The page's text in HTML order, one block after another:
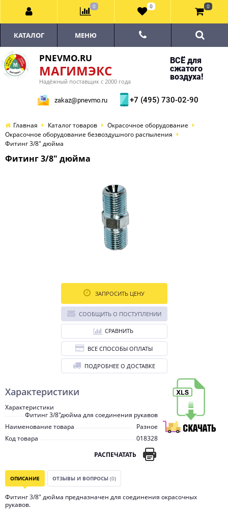
PNEVMO.RU
МАГИМЭКС
Надёжный поставщик с 2000 года
ВСЁ для
сжатого
воздуха!
zakaz@pnevmo.ru +7 (495) 730-02-90
КАТАЛОГ МЕНЮ
Главная Каталог товаров
Окрасочное оборудование
Окрасочное оборудование безвоздушного распыления
Фитинг 3/8" дюйма
Фитинг 3/8" дюйма
Характеристики
Характеристики
Фитинг 3/8"дюйма для соединения рукавов
Наименование товара
Разное
Код товара
018328
РАСПЕЧАТАТЬ
ЗАПРОСИТЬ ЦЕНУ
СООБЩИТЬ О ПОСТУПЛЕНИИ
СРАВНИТЬ
ВСЕ СПОСОБЫ ОПЛАТЫ
ПОДРОБНЕЕ О ДОСТАВКЕ
ОПИСАНИЕ ОТЗЫВЫ И ВОПРОСЫ (0)
Фитинг 3/8" дюйма предназначен для соединения окрасочных
рукавов.
0 0 0